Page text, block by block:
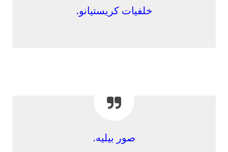
خلفيات كريستيانو.
صور بيليه.